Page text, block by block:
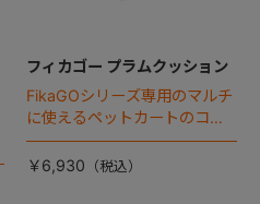
フィカゴー プラムクッション
FikaGOシリーズ専用のマルチ
に使えるペットカートのコー
ナークッション登場。
￥6,930